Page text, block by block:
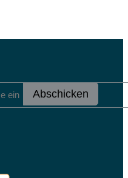
Abschicken